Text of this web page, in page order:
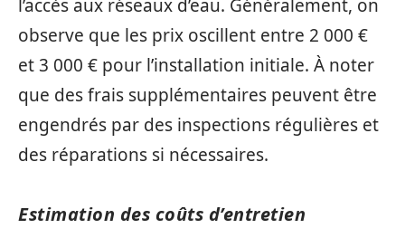
l’accès aux réseaux d’eau. Généralement, on
observe que les prix oscillent entre 2 000 €
et 3 000 € pour l’installation initiale. À noter
que des frais supplémentaires peuvent être
engendrés par des inspections régulières et
des réparations si nécessaires.
Estimation des coûts d’entretien